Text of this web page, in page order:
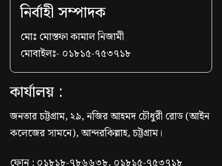
নির্বাহী সম্পাদক
মোঃ মোস্তফা কামাল নিজামী
মোবাইলঃ- ০১৮১৫-৭৫৩৭১৮
কার্যালয় :
জনতার চট্টগ্রাম, ২৯, নজির আহমদ চৌধুরী রোড (আইন
কলেজের সামনে), আন্দরকিল্লাহ, চট্টগ্রাম।
ফোন : ০১৮১৮-৭৮৬৬৩৮, ০১৮১৫-৭৫৩৭১৮